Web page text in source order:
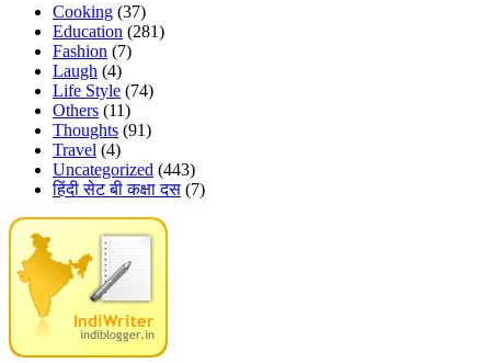
Cooking (37)
Education (281)
Fashion (7)
Laugh (4)
Life Style (74)
Others (11)
Thoughts (91)
Travel (4)
Uncategorized (443)
हिंदी सेट बी कक्षा दस (7)